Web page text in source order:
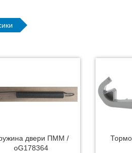
двери ПММ /
oG178364